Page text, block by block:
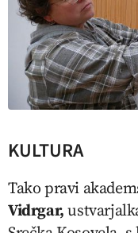
KULTURA
Tako pravi
Vidrgar,